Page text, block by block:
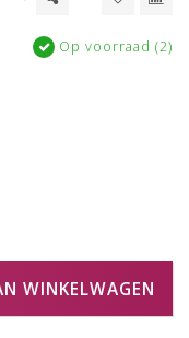
Op voorraad (2)
WINKELWAGEN